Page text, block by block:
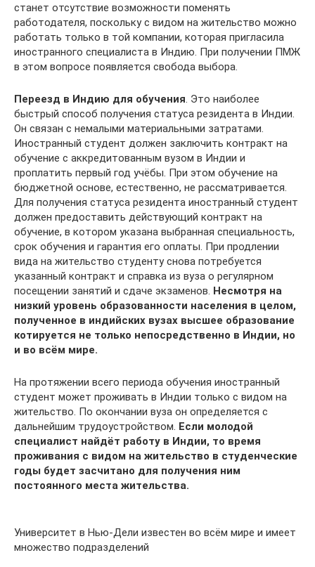
станет отсутствие возможности поменять
работодателя, поскольку с видом на жительство можно
работать только в той компании, которая пригласила
иностранного специалиста в Индию. При получении ПМЖ
в этом вопросе появляется свобода выбора.
Переезд в Индию для обучения . Это наиболее
быстрый способ получения статуса резидента в Индии.
Он связан с немалыми материальными затратами.
Иностранный студент должен заключить контракт на
обучение с аккредитованным вузом в Индии и
проплатить первый год учёбы. При этом обучение на
бюджетной основе, естественно, не рассматривается.
Для получения статуса резидента иностранный студент
должен предоставить действующий контракт на
обучение, в котором указана выбранная специальность,
срок обучения и гарантия его оплаты. При продлении
вида на жительство студенту снова потребуется
указанный контракт и справка из вуза о регулярном
посещении занятий и сдаче экзаменов. Несмотря на
низкий уровень образованности населения в целом,
полученное в индийских вузах высшее образование
котируется не только непосредственно в Индии, но
и во всём мире.
На протяжении всего периода обучения иностранный
студент может проживать в Индии только с видом на
жительство. По окончании вуза он определяется с
дальнейшим трудоустройством. Если молодой
специалист найдёт работу в Индии, то время
проживания с видом на жительство в студенческие
годы будет засчитано для получения ним
постоянного места жительства.
Университет в Нью-Дели известен во всём мире и имеет
множество подразделений